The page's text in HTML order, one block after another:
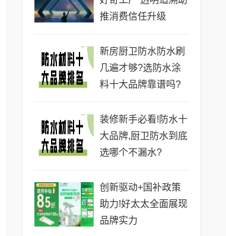
推消费信任升级
新房厨卫防水防水刷
几遍才够?选防水涂
料十大品牌靠谱吗?
装修新手必看!防水十
大品牌,厨卫防水到底
选哪个不漏水?
创新驱动+国补政策
助力!好太太全面展现
品牌实力